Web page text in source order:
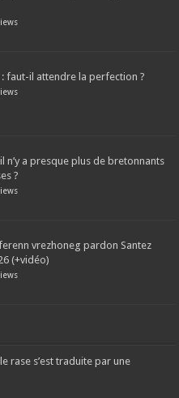
faut-il attendre la perfection ?
n’y a presque plus de bretonnants
?
vrezhoneg pardon Santez
(+vidéo)
rase s’est traduite par une